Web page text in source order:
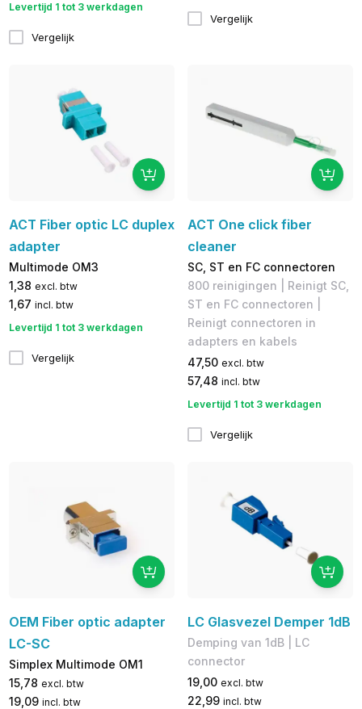
Levertijd 1 tot 3 werkdagen
Vergelijk
Vergelijk
ACT Fiber optic LC duplex
adapter
Multimode OM3
1,38 excl. btw
1,67 incl. btw
Levertijd 1 tot 3 werkdagen
Vergelijk
ACT One click fiber
cleaner
SC, ST en FC connectoren
800 reinigingen | Reinigt SC,
ST en FC connectoren |
Reinigt connectoren in
adapters en kabels
47,50 excl. btw
57,48 incl. btw
Levertijd 1 tot 3 werkdagen
Vergelijk
OEM Fiber optic adapter
LC-SC
Simplex Multimode OM1
15,78 excl. btw
19,09 incl. btw
LC Glasvezel Demper 1dB
Demping van 1dB | LC
connector
19,00 excl. btw
22,99 incl. btw